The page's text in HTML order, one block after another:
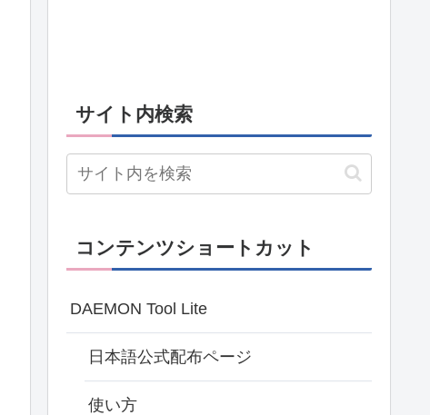
サイト内検索
コンテンツショートカット
DAEMON Tool Lite
日本語公式配布ページ
使い方